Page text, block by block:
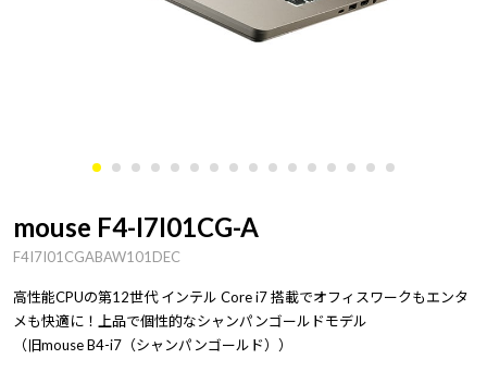
mouse F4-I7I01CG-A
F4I7I01CGABAW101DEC
高性能CPUの第12世代 インテル Core i7 搭載でオフィスワークもエンタ
メも快適に！上品で個性的なシャンパンゴールドモデル
（旧mouse B4-i7（シャンパンゴールド））